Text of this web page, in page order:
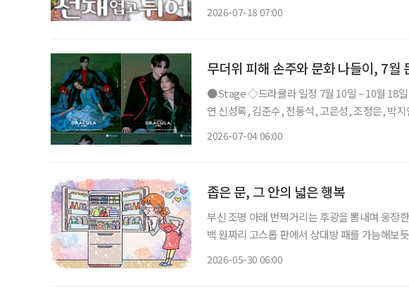
2026-07-18 07:00
무더위 피해 손주와 문화 나들이, 7월
●Stage ◇드라큘라 일정 7월 10일 ~ 10월 18일 장소 LG아트센터 서울 연출 데이빗 스완 출
연 신성록, 김준수, 전동석, 고은성, 조정은, 박
2026-07-04 06:00
좁은 문, 그 안의 넓은 행복
부신 조명 아래 번쩍거리는 후광을 뽐내며 웅장
백 원짜리 고스톱 판에서 상대방 패를 가늠해보
2026-05-30 06:00